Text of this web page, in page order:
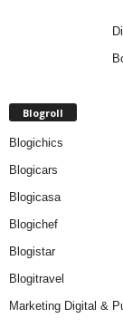
Blogroll
Blogichics
Blogicars
Blogicasa
Blogichef
Blogistar
Blogitravel
Marketing Digital &